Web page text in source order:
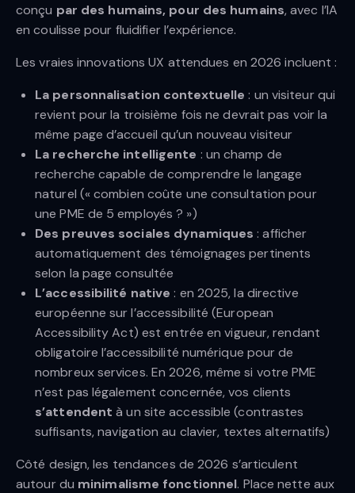
conçu par des humains, pour des humains, avec l’IA
en coulisse pour fluidifier l’expérience.
Les vraies innovations UX attendues en 2026 incluent :
La personnalisation contextuelle : un visiteur qui
revient pour la troisième fois ne devrait pas voir la
même page d’accueil qu’un nouveau visiteur
La recherche intelligente : un champ de
recherche capable de comprendre le langage
naturel (« combien coûte une consultation pour
une PME de 5 employés ? »)
Des preuves sociales dynamiques : afficher
automatiquement des témoignages pertinents
selon la page consultée
L’accessibilité native : en 2025, la directive
européenne sur l’accessibilité (European
Accessibility Act) est entrée en vigueur, rendant
obligatoire l’accessibilité numérique pour de
nombreux services. En 2026, même si votre PME
n’est pas légalement concernée, vos clients
s’attendent à un site accessible (contrastes
suffisants, navigation au clavier, textes alternatifs)
Côté design, les tendances de 2026 s’articulent
autour du minimalisme fonctionnel. Place nette aux